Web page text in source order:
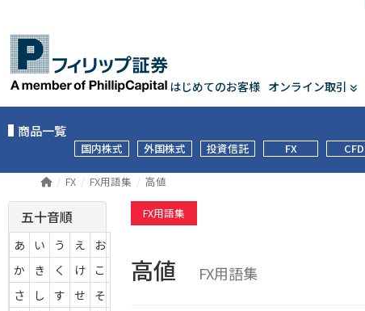
はじめてのお客様 オンライン取引
商品一覧
国内株式 外国株式 投資信託 FX CFD
FX FX用語集 高値
FX用語集
高値 FX用語集
五十音順
あ い う え
お
か
き く け
こ
さ
し す せ
そ